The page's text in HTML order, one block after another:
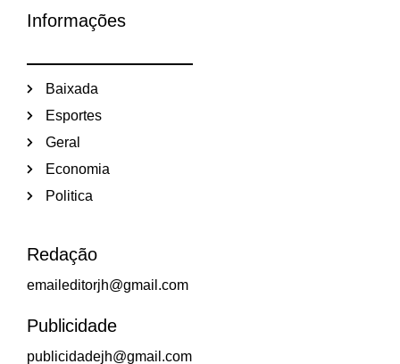
Informações
Baixada
Esportes
Geral
Economia
Politica
Redação
emaileditorjh@gmail.com
Publicidade
publicidadejh@gmail.com